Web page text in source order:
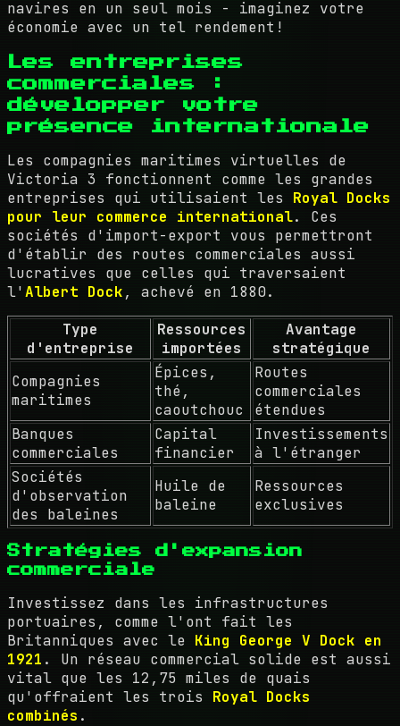
navires en un seul mois - imaginez votre
économie avec un tel rendement!
Les entreprises
commerciales :
développer votre
présence internationale
Les compagnies maritimes virtuelles de
Victoria 3 fonctionnent comme les grandes
entreprises qui utilisaient les Royal Docks
pour leur commerce international. Ces
sociétés d'import-export vous permettront
d'établir des routes commerciales aussi
lucratives que celles qui traversaient
l'Albert Dock, achevé en 1880.
Type
d'entreprise
Ressources
importées
Avantage
stratégique
Compagnies
maritimes
Épices,
thé,
caoutchouc
Routes
commerciales
étendues
Banques
commerciales
Capital
financier
Investissements
à l'étranger
Sociétés
d'observation
des baleines
Huile de
baleine
Ressources
exclusives
Stratégies d'expansion
commerciale
Investissez dans les infrastructures
portuaires, comme l'ont fait les
Britanniques avec le King George V Dock en
1921 . Un réseau commercial solide est aussi
vital que les 12,75 miles de quais
qu'offraient les trois Royal Docks
combinés .